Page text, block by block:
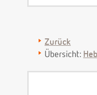
Zurück
Übersicht: